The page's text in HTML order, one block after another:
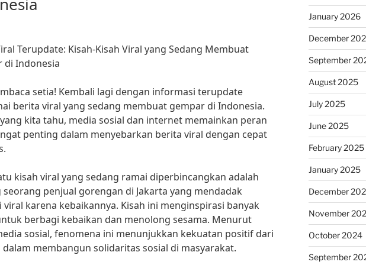
Terupdate: Kisah-Kisah Viral yang Sedang Membuat
di Indonesia
setia! Kembali lagi dengan informasi terupdate
berita viral yang sedang membuat gempar di Indonesia.
kita tahu, media sosial dan internet memainkan peran
penting dalam menyebarkan berita viral dengan cepat
kisah viral yang sedang ramai diperbincangkan adalah
penjual gorengan di Jakarta yang mendadak
viral karena kebaikannya. Kisah ini menginspirasi banyak
berbagi kebaikan dan menolong sesama. Menurut
sosial, fenomena ini menunjukkan kekuatan positif dari
membangun solidaritas sosial di masyarakat.
January 2026
December
September
August 2025
July 2025
June 2025
February 2025
January 2025
December
November
October 2024
September